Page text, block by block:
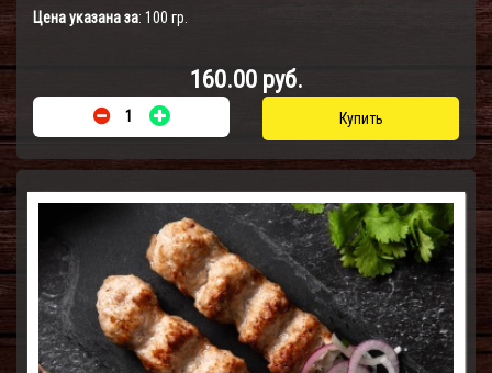
Цена указана за: 100 гр.
160.00 руб.
Купить